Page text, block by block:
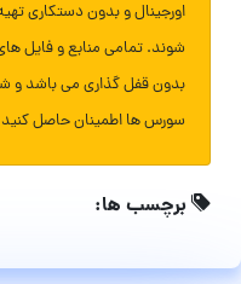
اورجینال و بدون دستکاری
شوند. تمامی منابع و فایل
بدون قفل گذاری می باشد و
سورس ها اطمینان حاصل کنید
برچسب ها: